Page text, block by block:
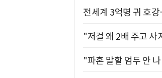
전세계 3억명 귀 호
"저걸 왜 2배 주고
"파혼 말할 엄두 안